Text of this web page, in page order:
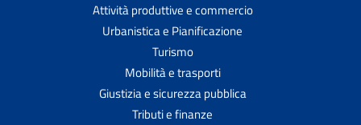
Attività produttive e commercio
Urbanistica e Pianificazione
Turismo
Mobilità e trasporti
Giustizia e sicurezza pubblica
Tributi e finanze